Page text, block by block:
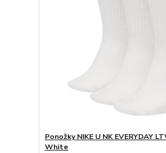
Ponožky NIKE U NK EVERYDAY
White